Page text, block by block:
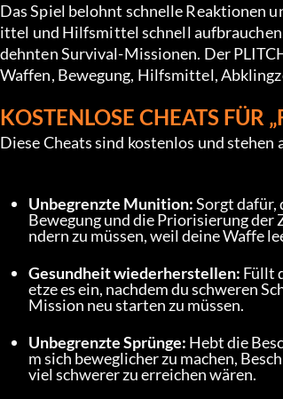
Das Spiel belohnt schnelle Reaktionen
ittel und Hilfsmittel schnell
dehnten Survival-Missionen. Der
Waffen, Bewegung, Hilfsmittel,
KOSTENLOSE CHEATS FÜR
Diese Cheats sind kostenlos und
Unbegrenzte Munition: Sorgt dafür,
Bewegung und die Priorisierung
ndern zu müssen, weil deine Waffe
Gesundheit wiederherstellen: Füllt
etze es ein, nachdem du schweren
Mission neu starten zu müssen.
Unbegrenzte Sprünge: Hebt die
m sich beweglicher zu machen,
viel schwerer zu erreichen wären.